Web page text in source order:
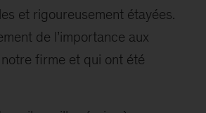
et rigoureusement étayées.
de l’importance aux
firme et qui ont été